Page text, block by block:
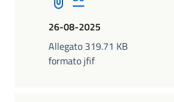
26-08-2025
Allegato 319.71 KB
formato jfif